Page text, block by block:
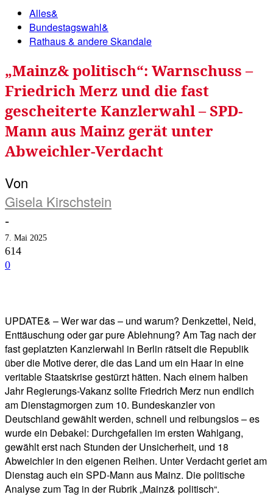
Alles&
Bundestagswahl&
Rathaus & andere Skandale
„Mainz& politisch“: Warnschuss –
Friedrich Merz und die fast
gescheiterte Kanzlerwahl – SPD-
Mann aus Mainz gerät unter
Abweichler-Verdacht
Von
Gisela Kirschstein
-
7. Mai 2025
614
0
UPDATE& – Wer war das – und warum? Denkzettel, Neid,
Enttäuschung oder gar pure Ablehnung? Am Tag nach der
fast geplatzten Kanzlerwahl in Berlin rätselt die Republik
über die Motive derer, die das Land um ein Haar in eine
veritable Staatskrise gestürzt hätten. Nach einem halben
Jahr Regierungs-Vakanz sollte Friedrich Merz nun endlich
am Dienstagmorgen zum 10. Bundeskanzler von
Deutschland gewählt werden, schnell und reibungslos – es
wurde ein Debakel: Durchgefallen im ersten Wahlgang,
gewählt erst nach Stunden der Unsicherheit, und 18
Abweichler in den eigenen Reihen. Unter Verdacht geriet am
Dienstag auch ein SPD-Mann aus Mainz. Die politische
Analyse zum Tag in der Rubrik „Mainz& politisch“.